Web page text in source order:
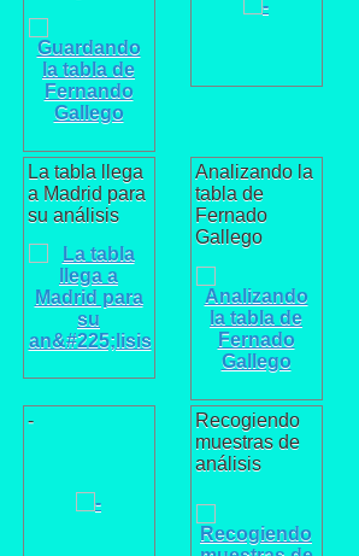
La tabla llega
a Madrid para
su análisis
Analizando la
tabla de
Fernado
Gallego
-
Recogiendo
muestras de
análisis